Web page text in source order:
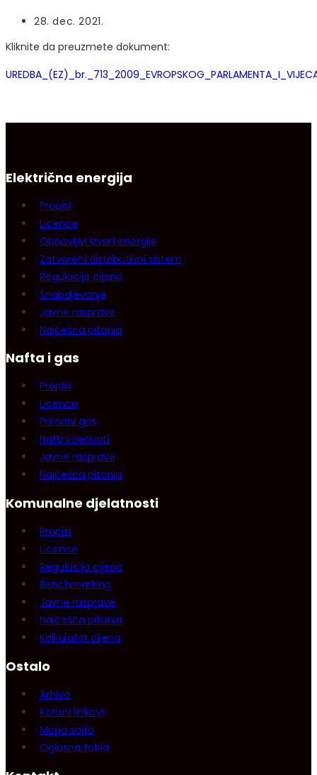
Post
28. dec. 2021.
Kliknite da preuzmete dokument:
Električna energija
Propisi
Licence
Obnovljivi izvori energije
Zatvoreni distributivni sistem
Regulacija cijena
Snabdjevanje
Javne rasprave
Najčešća pitanja
Nafta i gas
Propisi
Licence
Prirodni gas
Naftni derivati
Javne rasprave
Najčešća pitanja
Komunalne djelatnosti
Propisi
Licence
Regulacija cijena
Benchmarking
Javne rasprave
Najčešća pitanja
Kalkulator cijena
Ostalo
Arhiva
Korisni linkovi
Mapa sajta
Oglasna tabla